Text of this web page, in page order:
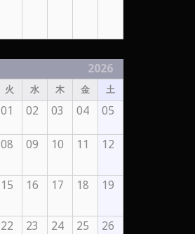
2026
火 水 木 金 土
01 02 03 04 05
08 09 10 11 12
15 16 17 18 19
22 23 24 25 26